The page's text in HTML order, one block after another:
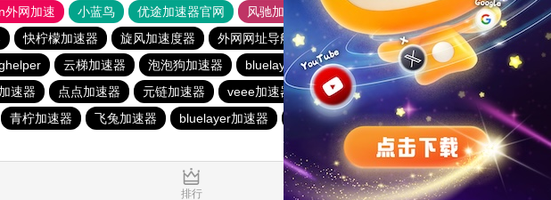
外网加速 小蓝鸟 优途加速器官网 风驰加速器
旋风加速器
快柠檬加速器 旋风加速度器 外网网址导航 软件中心
风驰加速器
云梯加速器 泡泡狗加速器 bluelayer加速器 hidecat
baacloud官网
速器 点点加速器 元链加速器 veee加速器 月兔加速器
vp(永久免费)加速器
青柠加速器 飞兔加速器 bluelayer加速器 纵云梯加速器
速连加速器
排行 推荐